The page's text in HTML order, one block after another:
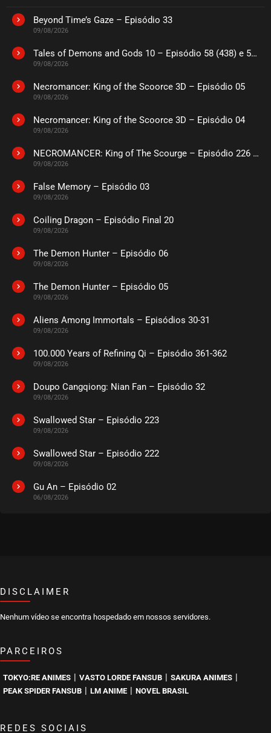
Beyond Time’s Gaze – Episódio 33
09/08/2026
Tales of Demons and Gods 10 – Episódio 58 (438) e 59 (439)
09/08/2026
Necromancer: King of the Scoorce 3D – Episódio 05
09/08/2026
Necromancer: King of the Scoorce 3D – Episódio 04
09/08/2026
NECROMANCER: King of The Scourge – Episódio 226 a 230
09/08/2026
False Memory – Episódio 03
09/08/2026
Coiling Dragon – Episódio Final 20
09/08/2026
The Demon Hunter – Episódio 06
09/08/2026
The Demon Hunter – Episódio 05
09/08/2026
Aliens Among Immortals – Episódios 30-31
09/08/2026
100.000 Years of Refining Qi – Episódio 361-362
09/08/2026
Doupo Cangqiong: Nian Fan – Episódio 32
09/08/2026
Swallowed Star – Episódio 223
09/08/2026
Swallowed Star – Episódio 222
09/08/2026
Gu An – Episódio 02
06/08/2026
DISCLAIMER
Nenhum vídeo se encontra hospedado em nossos servidores.
PARCEIROS
TOKYO:RE ANIMES VASTO LORDE FANSUB SAKURA ANIMES
PEAK SPIDER FANSUB LM ANIME NOVEL BRASIL
REDES SOCIAIS